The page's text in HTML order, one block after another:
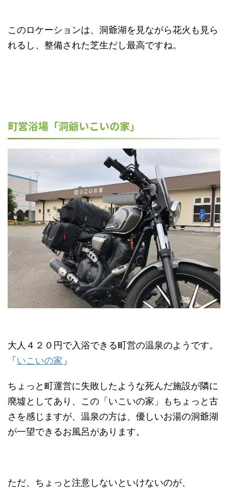
このロケーションは、洞爺湖を見ながら花火も見ら
れるし、整備された芝生だし最高ですね。
町営浴場「洞爺いこいの家」
大人４２０円で入浴できる町営の温泉のようです。
「いこいの家 」
ちょっと町運営に失敗したような死んだ施設が隣に
廃墟としてあり、この「いこいの家」もちょっと古
さを感じますが、温泉の方は、優しいお湯の洞爺湖
が一望できるお風呂があります。
ただ、ちょっと注意しないといけないのが、